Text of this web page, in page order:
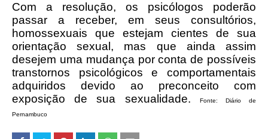
Com a resolução, os psicólogos poderão
passar a receber, em seus consultórios,
homossexuais que estejam cientes de sua
orientação sexual, mas que ainda assim
desejem uma mudança por conta de possíveis
transtornos psicológicos e comportamentais
adquiridos devido ao preconceito com
exposição de sua sexualidade.
Fonte: Diário de
Pernambuco